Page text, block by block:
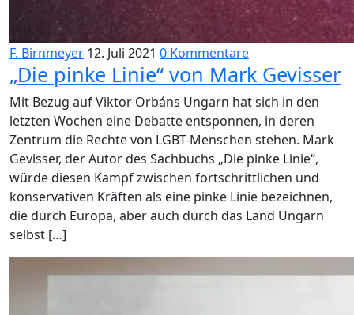
F. Birnmeyer 12. Juli 2021 0 Kommentare
„Die pinke Linie“ von Mark Gevisser
Mit Bezug auf Viktor Orbáns Ungarn hat sich in den
letzten Wochen eine Debatte entsponnen, in deren
Zentrum die Rechte von LGBT-Menschen stehen. Mark
Gevisser, der Autor des Sachbuchs „Die pinke Linie“,
würde diesen Kampf zwischen fortschrittlichen und
konservativen Kräften als eine pinke Linie bezeichnen,
die durch Europa, aber auch durch das Land Ungarn
selbst […]